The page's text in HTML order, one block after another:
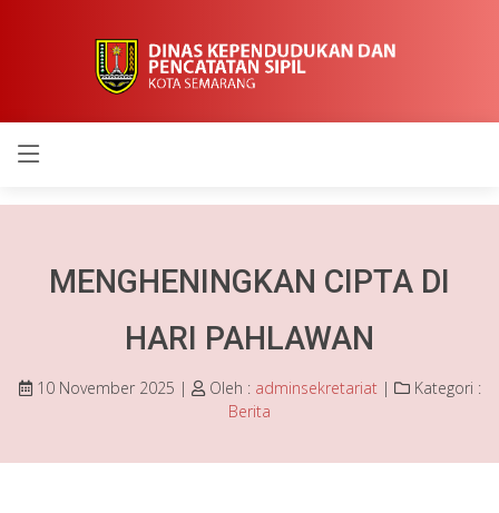
MENGHENINGKAN CIPTA DI
HARI PAHLAWAN
10 November 2025 | Oleh : adminsekretariat|
Kategori :
Berita